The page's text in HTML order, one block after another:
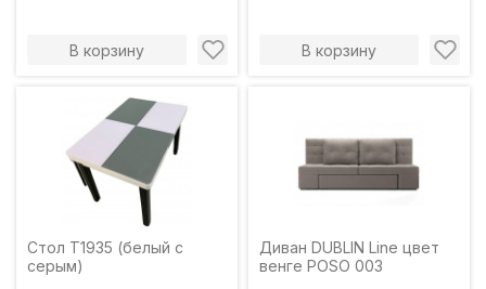
В корзину В корзину
Стол T1935 (белый с
серым)
Диван DUBLIN Line цвет
венге POSO 003